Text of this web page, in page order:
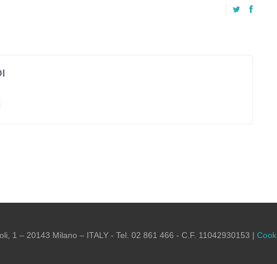
1 – 20143 Milano – ITALY - Tel. 02 861 466 - C.F. 11042930153 |